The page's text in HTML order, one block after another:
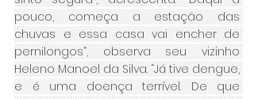
pouco, começa a estação das
chuvas e essa casa vai encher de
pernilongos”, observa seu vizinho
Heleno Manoel da Silva. “Já tive dengue,
e é uma doença terrível. De que